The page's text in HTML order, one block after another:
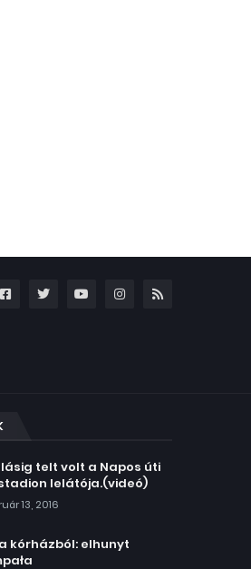
telt volt a Napos úti
lelátója.(videó)
13, 2016
kórházból: elhunyt